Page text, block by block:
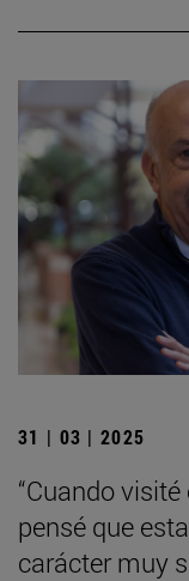
31 | 03 | 2025
“Cuando
pensé que
carácter muy